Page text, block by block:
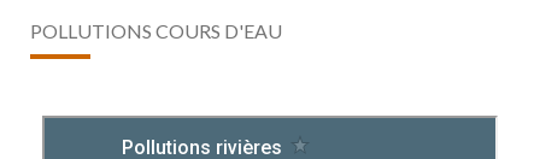
POLLUTIONS COURS D'EAU